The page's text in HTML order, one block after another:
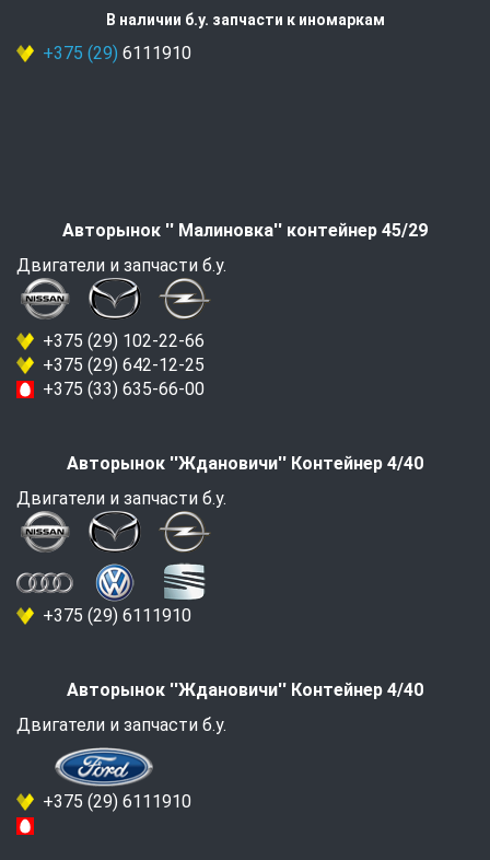
В наличии б.у. запчасти к иномаркам
+375 (29) 6111910
Авторынок '' Малиновка'' контейнер 45/29
Двигатели и запчасти б.у.
+375 (29) 102-22-66
+375 (29) 642-12-25
+375 (33) 635-66-00
Авторынок ''Ждановичи'' Контейнер 4/40
Двигатели и запчасти б.у.
+375 (29) 6111910
Авторынок ''Ждановичи'' Контейнер 4/40
Двигатели и запчасти б.у.
+375 (29) 6111910